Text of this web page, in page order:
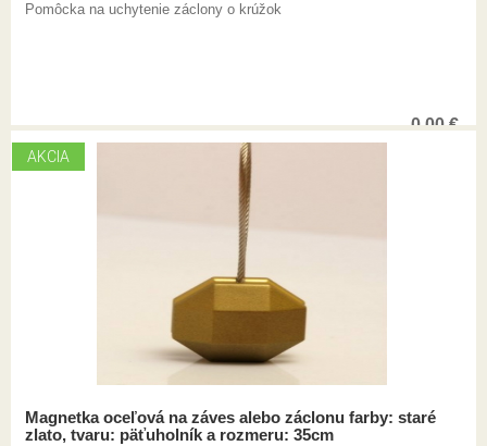
Pomôcka na uchytenie záclony o krúžok
0,00€
AKCIA
Magnetka oceľová na záves alebo záclonu farby: staré
zlato, tvaru: päťuholník a rozmeru: 35cm